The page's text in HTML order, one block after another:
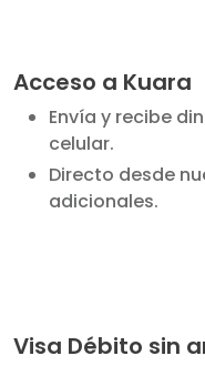
Acceso a Kuara
Envía y recibe
celular.
Directo desde
adicionales.
Visa Débito sin